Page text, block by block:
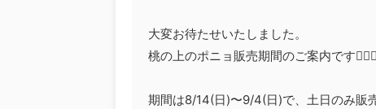
大変お待たせいたしました。
桃の上のポニョ販売期間のご案内です🙇🏻‍♂️
期間は8/14(日)〜9/4(日)で、土日のみ販